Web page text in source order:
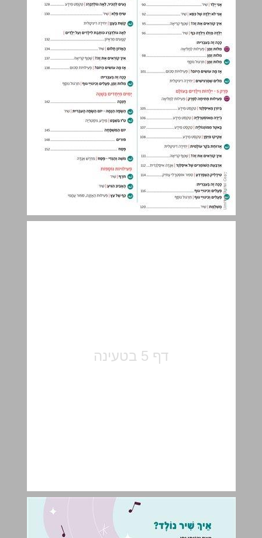
אֵיךְ שִׁיר נוֹלָד? ... 6